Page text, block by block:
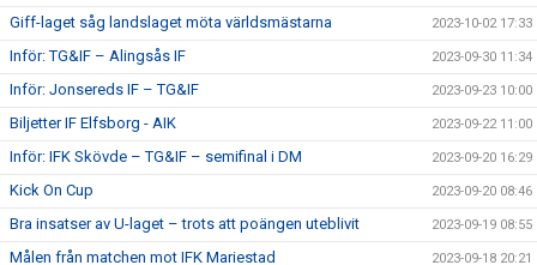
Giff-laget såg landslaget möta världsmästarna 2023-10-02 17:33
Inför: TG&IF – Alingsås IF 2023-09-30 11:34
Inför: Jonsereds IF – TG&IF 2023-09-23 10:00
Biljetter IF Elfsborg - AIK 2023-09-22 11:00
Inför: IFK Skövde – TG&IF – semifinal i DM 2023-09-20 16:29
Kick On Cup 2023-09-20 08:46
Bra insatser av U-laget – trots att poängen uteblivit 2023-09-19 08:55
Målen från matchen mot IFK Mariestad 2023-09-18 20:21